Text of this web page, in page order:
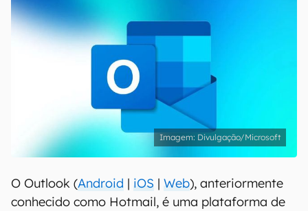
Divulgação/Microsoft
O Outlook (Android | iOS | Web), anteriormente
conhecido como Hotmail, é uma plataforma de